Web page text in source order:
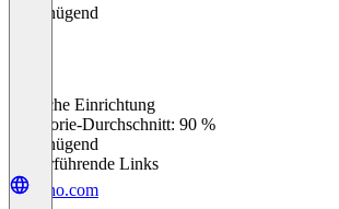
Ungenügend
Einfache Einrichtung
Kategorie-Durchschnitt: 90 %
Ungenügend
Weiterführende Links
zoho.com